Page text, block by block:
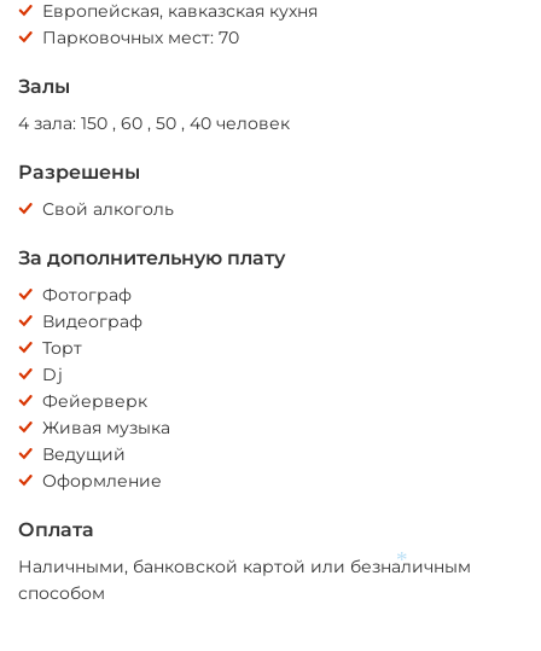
Европейская, кавказская кухня
Парковочных мест: 70
Залы
4 зала: 150 , 60 , 50 , 40 человек
Разрешены
Свой алкоголь
За дополнительную плату
Фотограф
Видеограф
Торт
Dj
Фейерверк
Живая музыка
Ведущий
Оформление
Оплата
Наличными, банковской картой или безналичным
способом